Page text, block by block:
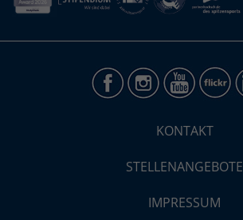
KONTAKT
STELLENANGEBOTE
IMPRESSUM